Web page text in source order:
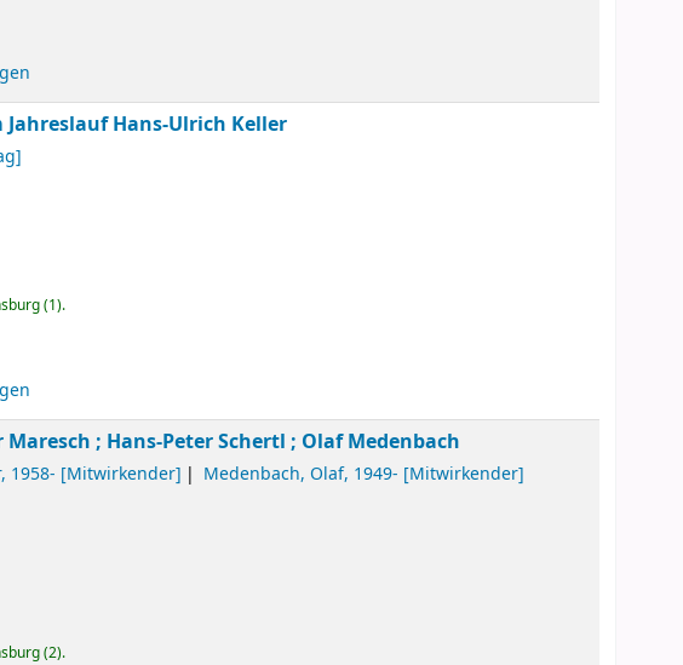
JahreslaufHans-Ulrich Keller
(1).
Maresch ; Hans-Peter Schertl ; Olaf Medenbach
, 1958- [Mitwirkender] Medenbach, Olaf, 1949- [Mitwirkender]
(2).